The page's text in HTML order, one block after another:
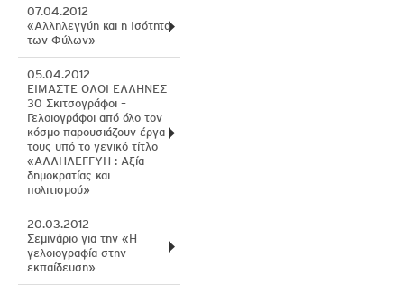
07.04.2012
«Aλληλεγγύη και η Iσότητα
των Φύλων»
05.04.2012
ΕΙΜΑΣΤΕ ΟΛΟΙ ΕΛΛΗΝΕΣ
30 Σκιτσογράφοι –
Γελοιογράφοι από όλο τον
κόσμο παρουσιάζουν έργα
τους υπό το γενικό τίτλο
«ΑΛΛΗΛΕΓΓΥΗ : Αξία
δημοκρατίας και
πολιτισμού»
20.03.2012
Σεμινάριο για την «Η
γελοιογραφία στην
εκπαίδευση»